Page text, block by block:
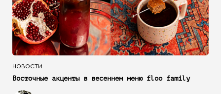
НОВОСТИ
Восточные акценты в весеннем меню floo family